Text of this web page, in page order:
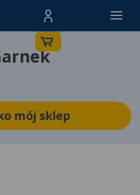
Menu Produktów,
mój sklep